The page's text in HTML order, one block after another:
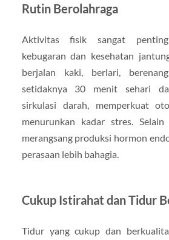
Rutin Berolahraga
Aktivitas fisik sangat
kebugaran dan kesehatan
berjalan kaki, berlari,
setidaknya 30 menit sehari
sirkulasi darah, memperkuat
menurunkan kadar stres.
merangsang produksi hormon
perasaan lebih bahagia.
Cukup Istirahat dan Tidur
Tidur yang cukup dan